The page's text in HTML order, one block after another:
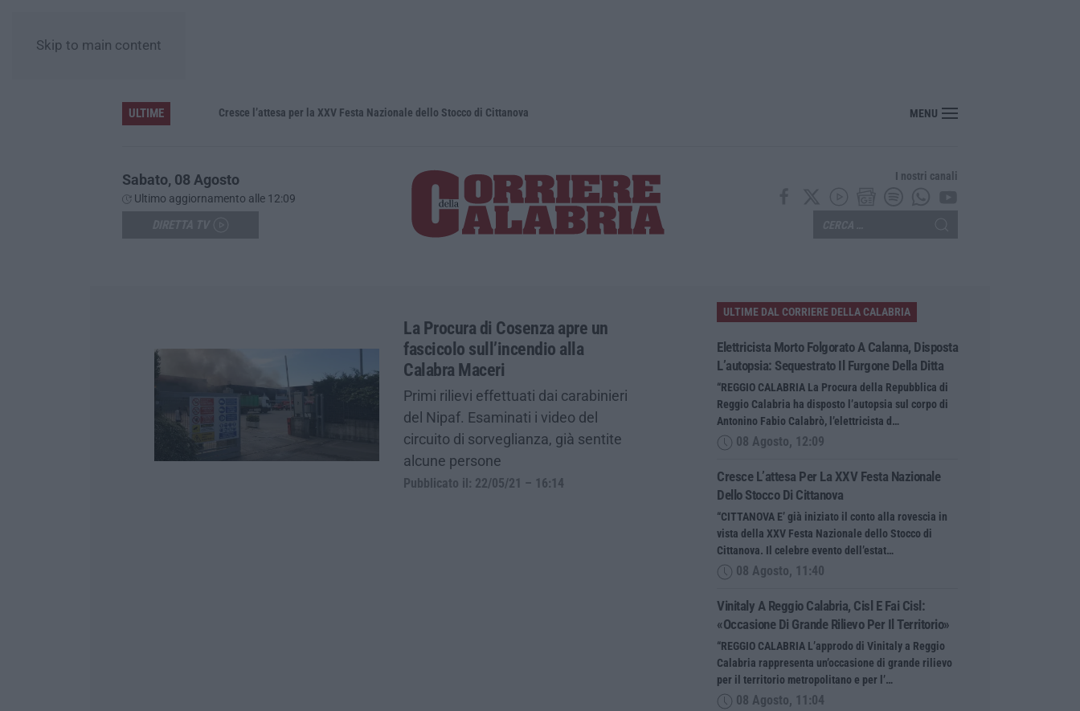
Skip to main content
ULTIME Cresce l’attesa per la XXV Festa Nazionale dello Stocco di Cittanova Vinitaly a Reggio Calabria, Cisl e Fai Cisl: «Occasione di grande rilievo per il territorio»
MENU
Sabato, 08 Agosto
Ultimo aggiornamento alle 12:09
I nostri canali
La Procura di Cosenza apre un
fascicolo sull’incendio alla
Calabra Maceri
Primi rilievi effettuati dai carabinieri
del Nipaf. Esaminati i video del
circuito di sorveglianza, già sentite
alcune persone
Pubblicato il: 22/05/21 – 16:14
ULTIME DAL CORRIERE DELLA CALABRIA
Elettricista Morto Folgorato A Calanna, Disposta
L’autopsia: Sequestrato Il Furgone Della Ditta
“REGGIO CALABRIA La Procura della Repubblica di
Reggio Calabria ha disposto l’autopsia sul corpo di
Antonino Fabio Calabrò, l’elettricista d…
08 Agosto, 12:09
Cresce L’attesa Per La XXV Festa Nazionale
Dello Stocco Di Cittanova
“CITTANOVA E’ già iniziato il conto alla rovescia in
vista della XXV Festa Nazionale dello Stocco di
Cittanova. Il celebre evento dell’estat…
08 Agosto, 11:40
Vinitaly A Reggio Calabria, Cisl E Fai Cisl:
«Occasione Di Grande Rilievo Per Il Territorio»
“REGGIO CALABRIA L’approdo di Vinitaly a Reggio
Calabria rappresenta un’occasione di grande rilievo
per il territorio metropolitano e per l’…
08 Agosto, 11:04